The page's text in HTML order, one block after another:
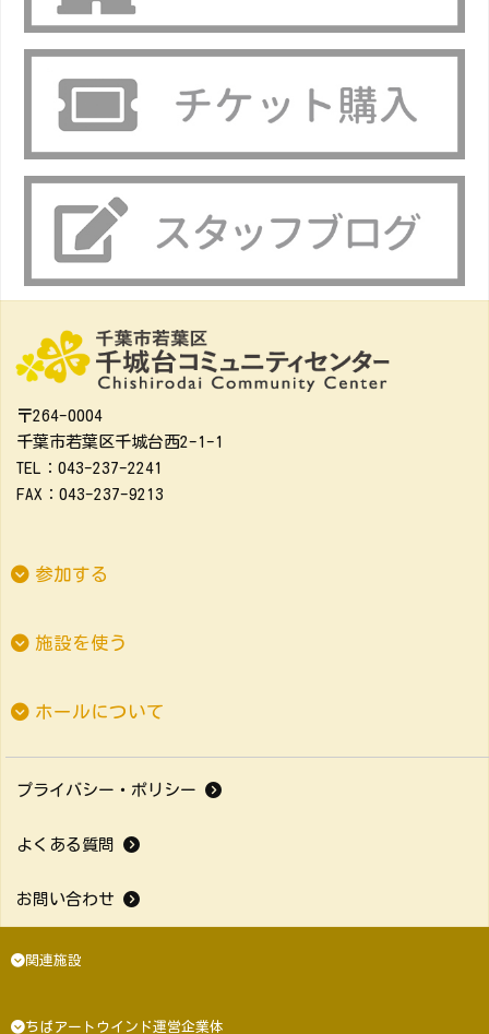
〒264-0004
千葉市若葉区千城台西2-1-1
TEL：043-237-2241
FAX：043-237-9213
参加する
施設を使う
ホールについて
プライバシー・ポリシー
よくある質問
お問い合わせ
関連施設
ちばアートウインド運営企業体